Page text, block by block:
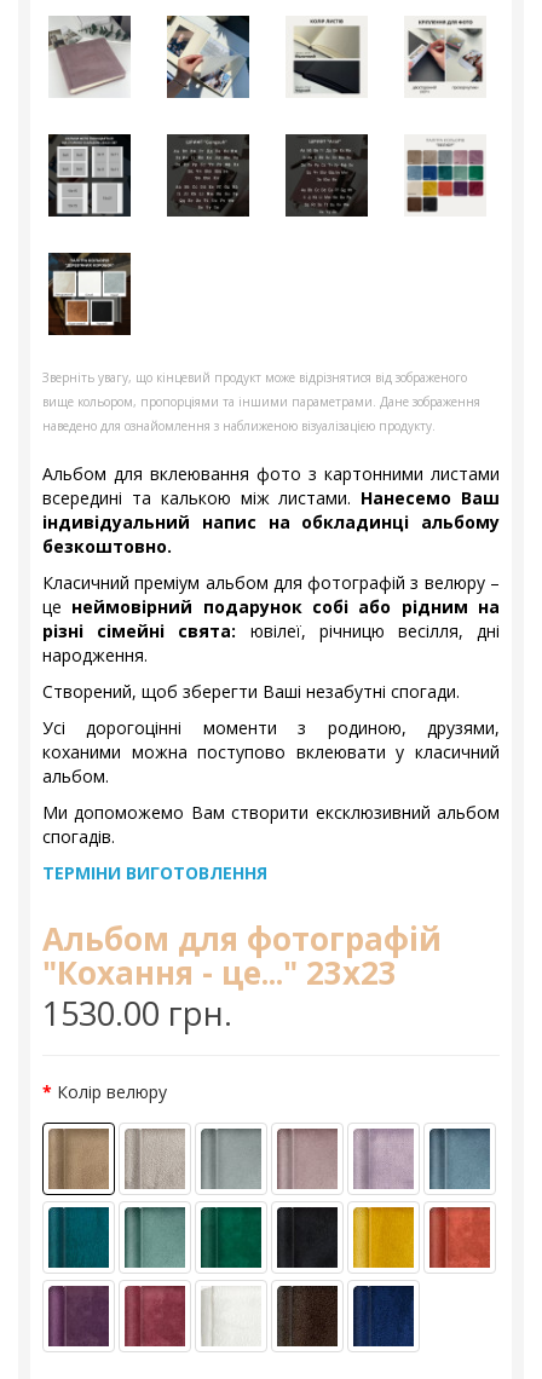
Зверніть увагу, що кінцевий продукт може відрізнятися від зображеного
вище кольором, пропорціями та іншими параметрами. Дане зображення
наведено для ознайомлення з наближеною візуалізацією продукту.
Альбом для вклеювання фото з картонними листами
всередині та калькою між листами. Нанесемо Ваш
індивідуальний напис на обкладинці альбому
безкоштовно.
Класичний преміум альбом для фотографій з велюру –
це неймовірний подарунок собі або рідним на
різні сімейні свята: ювілеї, річницю весілля, дні
народження.
Створений, щоб зберегти Ваші незабутні спогади.
Усі дорогоцінні моменти з родиною, друзями,
коханими можна поступово вклеювати у класичний
альбом.
Ми допоможемо Вам створити ексклюзивний альбом
спогадів.
ТЕРМІНИ ВИГОТОВЛЕННЯ
Альбом для фотографій
"Кохання - це..." 23х23
1530.00 грн.
Колір велюру